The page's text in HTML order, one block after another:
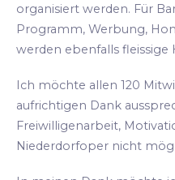
organisiert werden. Für
Programm, Werbung,
werden ebenfalls fleissige
Ich möchte allen 120
aufrichtigen Dank
Freiwilligenarbeit,
Niederdorfoper nicht